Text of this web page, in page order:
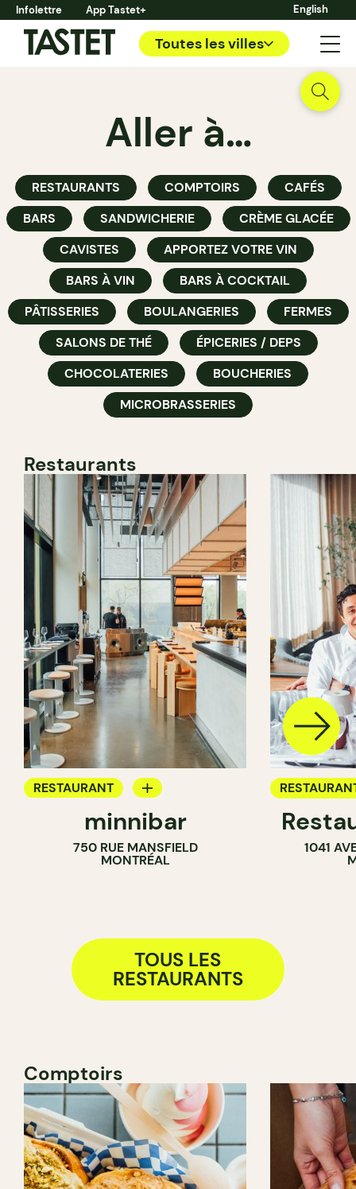
Infolettre App Tastet+ English
Toutes les villes
Aller à…
RESTAURANTS COMPTOIRS
CAFÉS
BARS
SANDWICHERIE
CRÈME GLACÉE
CAVISTES
APPORTEZ VOTRE VIN
BARS À VIN
BARS À COCKTAIL
PÂTISSERIES
BOULANGERIES
FERMES
SALONS DE THÉ
ÉPICERIES / DEPS
CHOCOLATERIES
BOUCHERIES
MICROBRASSERIES
Restaurants
RESTAURANT
minnibar
750 RUE MANSFIELD
MONTRÉAL
1041
TOUS LES
RESTAURANTS
Comptoirs